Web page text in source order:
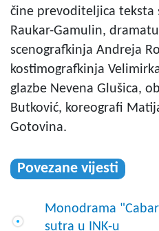
čine prevoditeljica teksta
Raukar-Gamulin,
scenografkinja Andreja
kostimografkinja
glazbe Nevena Glušica,
Butković, koreografi
Gotovina.
Povezane vijesti
Monodrama
sutra u INK-u